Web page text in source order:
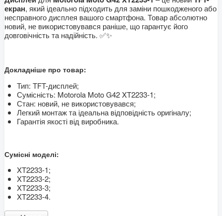
екран, який ідеально підходить для заміни пошкодженого або
несправного дисплея вашого смартфона. Товар абсолютно
новий, не використовувався раніше, що гарантує його
довговічність та надійність. ✅✨
Докладніше про товар:
Тип: TFT-дисплей;
Сумісність: Motorola Moto G42 XT2233-1;
Стан: новий, не використовувався;
Легкий монтаж та ідеальна відповідність оригіналу;
Гарантія якості від виробника.
Сумісні моделі:
XT2233-1;
XT2233-2;
XT2233-3;
XT2233-4.